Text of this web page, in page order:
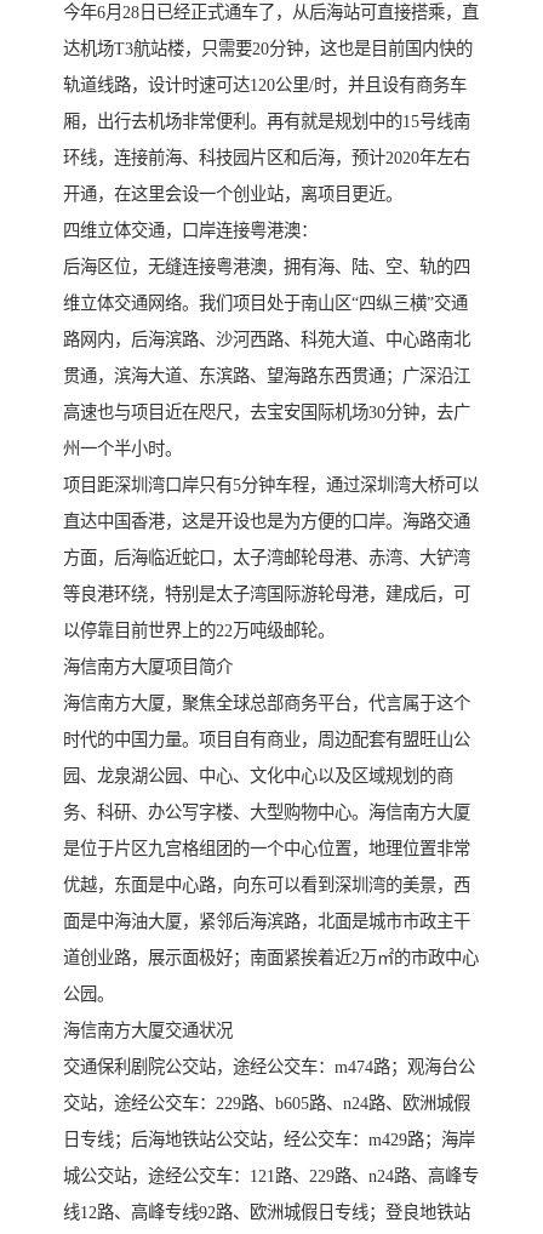
今年6月28日已经正式通车了，从后海站可直接搭乘，直
达机场T3航站楼，只需要20分钟，这也是目前国内快的
轨道线路，设计时速可达120公里/时，并且设有商务车
厢，出行去机场非常便利。再有就是规划中的15号线南
环线，连接前海、科技园片区和后海，预计2020年左右
开通，在这里会设一个创业站，离项目更近。
四维立体交通，口岸连接粤港澳：
后海区位，无缝连接粤港澳，拥有海、陆、空、轨的四
维立体交通网络。我们项目处于南山区“四纵三横”交通
路网内，后海滨路、沙河西路、科苑大道、中心路南北
贯通，滨海大道、东滨路、望海路东西贯通；广深沿江
高速也与项目近在咫尺，去宝安国际机场30分钟，去广
州一个半小时。
项目距深圳湾口岸只有5分钟车程，通过深圳湾大桥可以
直达中国香港，这是开设也是为方便的口岸。海路交通
方面，后海临近蛇口，太子湾邮轮母港、赤湾、大铲湾
等良港环绕，特别是太子湾国际游轮母港，建成后，可
以停靠目前世界上的22万吨级邮轮。
海信南方大厦项目简介
海信南方大厦，聚焦全球总部商务平台，代言属于这个
时代的中国力量。项目自有商业，周边配套有盟旺山公
园、龙泉湖公园、中心、文化中心以及区域规划的商
务、科研、办公写字楼、大型购物中心。海信南方大厦
是位于片区九宫格组团的一个中心位置，地理位置非常
优越，东面是中心路，向东可以看到深圳湾的美景，西
面是中海油大厦，紧邻后海滨路，北面是城市市政主干
道创业路，展示面极好；南面紧挨着近2万㎡的市政中心
公园。
海信南方大厦交通状况
交通保利剧院公交站，途经公交车：m474路；观海台公
交站，途经公交车：229路、b605路、n24路、欧洲城假
日专线；后海地铁站公交站，经公交车：m429路；海岸
城公交站，途经公交车：121路、229路、n24路、高峰专
线12路、高峰专线92路、欧洲城假日专线；登良地铁站